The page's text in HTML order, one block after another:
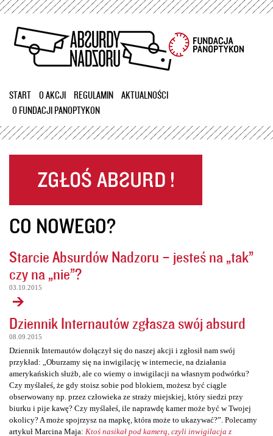
Przejdź
treści
START O AKCJI REGULAMIN
AKTUALNOŚCI
O FUNDACJI PANOPTYKON
CO NOWEGO?
Starcie Absurdów Nadzoru – jesteś na „tak”
czy na „nie”?
03.10.2015
Dziennik Internautów zgłasza swój absurd
08.09.2015
Dziennik Internautów dołączył się do naszej akcji i zgłosił nam swój
przykład: „Oburzamy się na inwigilację w internecie, na działania
amerykańskich służb, ale co wiemy o inwigilacji na własnym podwórku?
Czy myślałeś, że gdy stoisz sobie pod blokiem, możesz być ciągle
obserwowany np. przez człowieka ze straży miejskiej, który siedzi przy
biurku i pije kawę? Czy myślałeś, ile naprawdę kamer może być w Twojej
okolicy? A może spojrzysz na mapkę, która może to ukazywać?”. Polecamy
artykuł Marcina Maja: Ktoś nasikał pod kamerą, czyli inwigilacja z